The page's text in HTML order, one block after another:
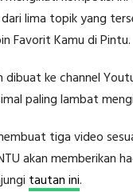
lima topik yang
Favorit Kamu di Pintu.
ke channel
paling lambat
tiga video
akan memberikan
tautan ini.